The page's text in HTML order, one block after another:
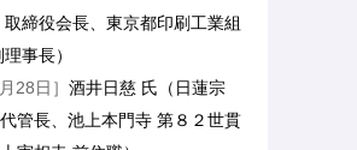
取締役会長、東京都印刷工業組
事長）
月28日］酒井日慈 氏（日蓮宗
管長、池上本門寺 第８２世貫